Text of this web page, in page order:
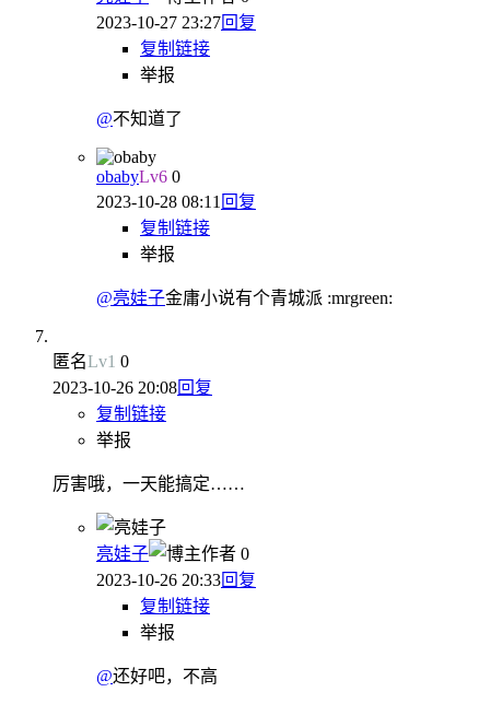
2023-10-27 23:27回复
复制链接
举报
@不知道了
obabyLv6 0
2023-10-28 08:11 回复
复制链接
举报
@亮娃子金庸小说有个青城派 :mrgreen:
匿名Lv1 0
2023-10-26 20:08回复
复制链接
举报
厉害哦，一天能搞定……
亮娃子 作者 0
2023-10-26 20:33回复
复制链接
举报
@还好吧，不高